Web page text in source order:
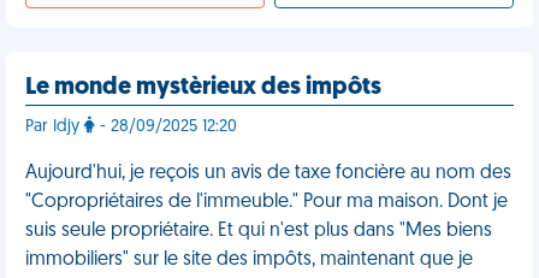
Le monde mystèrieux des impôts
Par Idjy - 28/09/2025 12:20
Aujourd'hui, je reçois un avis de taxe foncière au nom des
"Copropriétaires de l'immeuble." Pour ma maison. Dont je
suis seule propriétaire. Et qui n'est plus dans "Mes biens
immobiliers" sur le site des impôts, maintenant que je